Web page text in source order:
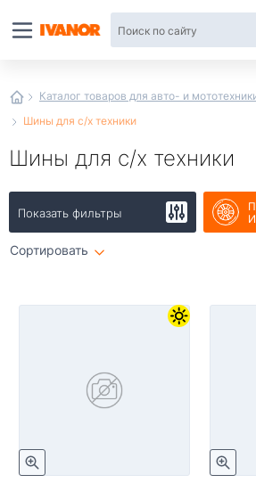
Каталог товаров для авто- и
Шины для с/х техники
Шины для с/х техники
Показать фильтры
Сортировать
интернет-